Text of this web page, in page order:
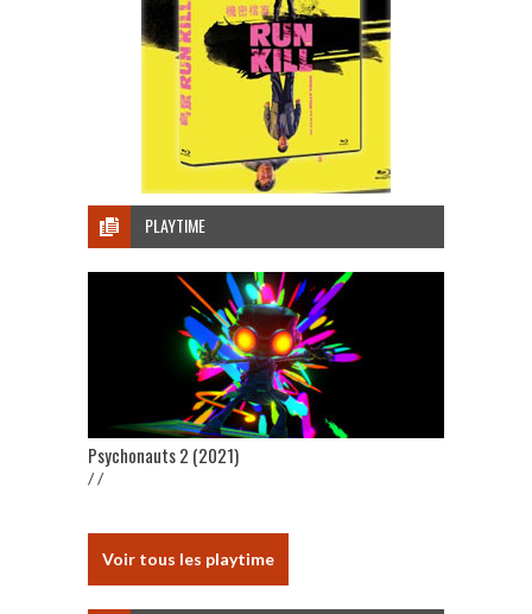
PLAYTIME
Psychonauts 2 (2021)
/ /
Voir tous les playtime